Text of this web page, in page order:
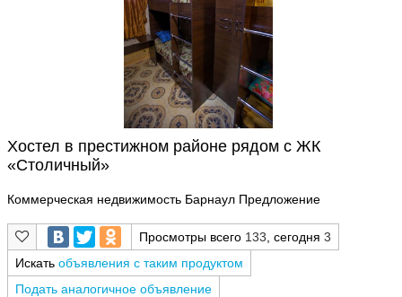
Хостел в престижном районе рядом с ЖК
«Столичный»
Коммерческая недвижимость Барнаул Предложение
Просмотры всего 133 , сегодня 3
Искать объявления с таким продуктом
Подать аналогичное объявление